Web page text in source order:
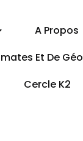
A Propos
Et De
Cercle K2